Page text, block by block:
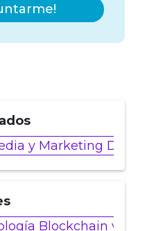
y Marketing
Blockchain y